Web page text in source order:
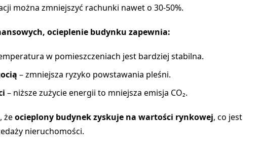
można zmniejszyć rachunki nawet o 30-50%.
ocieplenie budynku zapewnia:
w pomieszczeniach jest bardziej stabilna.
– zmniejsza ryzyko powstawania pleśni.
– niższe zużycie energii to mniejsza emisja CO₂.
żeocieplony budynek zyskuje na wartości rynkowej, co jest
nieruchomości.